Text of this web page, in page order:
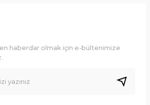
bozuk veya görüntülenemiyor.
hatalar bulunuyor.
alternatifler olmalı.
haberdar olmak için e-bültenimize